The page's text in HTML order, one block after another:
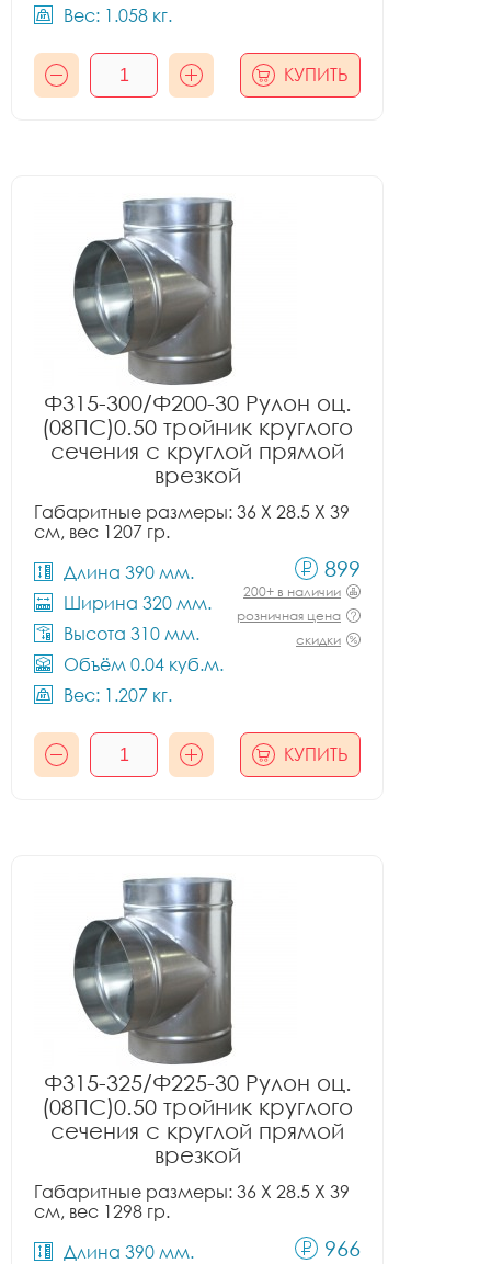
Вес: 1.058 кг.
КУПИТЬ
Ф315-300/Ф200-30 Рулон оц.
(08ПС)0.50 тройник круглого
сечения с круглой прямой
врезкой
Габаритные размеры: 36 X 28.5 X 39
см, вес 1207 гр.
Длина 390 мм.
Ширина 320 мм.
Высота 310 мм.
Объём 0.04 куб.м.
Вес: 1.207 кг.
899
200+ в наличии
розничная цена
скидки
КУПИТЬ
Ф315-325/Ф225-30 Рулон оц.
(08ПС)0.50 тройник круглого
сечения с круглой прямой
врезкой
Габаритные размеры: 36 X 28.5 X 39
см, вес 1298 гр.
Длина 390 мм.
966